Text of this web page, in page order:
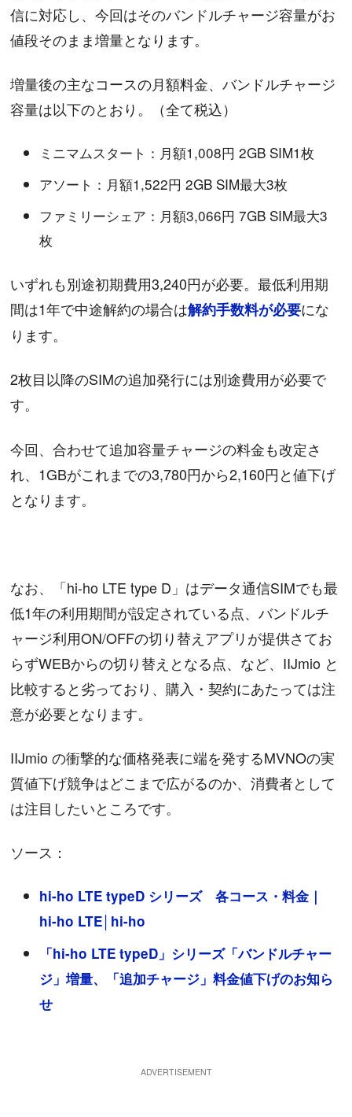
信に対応し、今回はそのバンドルチャージ容量がお
値段そのまま増量となります。
増量後の主なコースの月額料金、バンドルチャージ
容量は以下のとおり。（全て税込）
ミニマムスタート：月額1,008円 2GB SIM1枚
アソート：月額1,522円 2GB SIM最大3枚
ファミリーシェア：月額3,066円 7GB SIM最大3
枚
いずれも別途初期費用3,240円が必要。最低利用期
間は1年で中途解約の場合は解約手数料が必要にな
ります。
2枚目以降のSIMの追加発行には別途費用が必要で
す。
今回、合わせて追加容量チャージの料金も改定さ
れ、1GBがこれまでの3,780円から2,160円と値下げ
となります。
なお、「hi-ho LTE type D」はデータ通信SIMでも最
低1年の利用期間が設定されている点、バンドルチ
ャージ利用ON/OFFの切り替えアプリが提供さてお
らずWEBからの切り替えとなる点、など、IIJmio と
比較すると劣っており、購入・契約にあたっては注
意が必要となります。
IIJmio の衝撃的な価格発表に端を発するMVNOの実
質値下げ競争はどこまで広がるのか、消費者として
は注目したいところです。
ソース：
hi-ho LTE typeD シリーズ 各コース・料金｜
hi-ho LTE│hi-ho
「hi-ho LTE typeD」シリーズ「バンドルチャー
ジ」増量、「追加チャージ」料金値下げのお知ら
せ